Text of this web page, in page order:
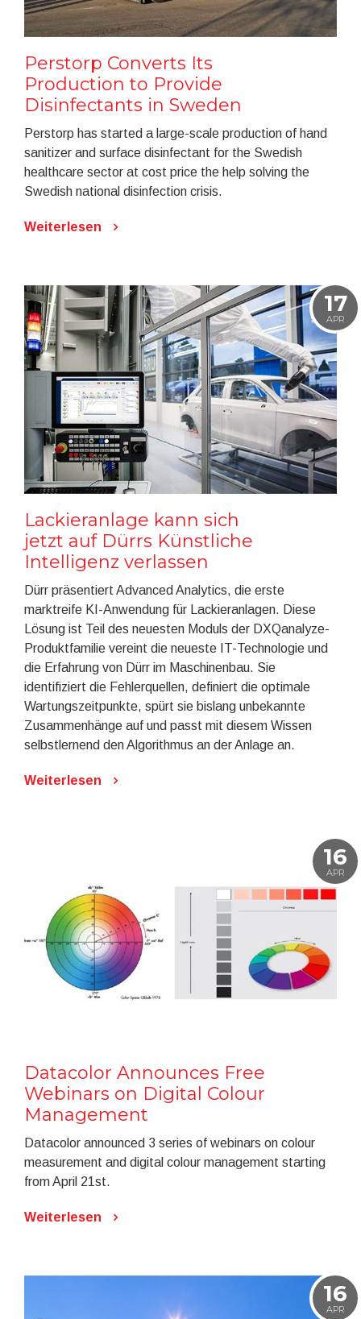
Perstorp Converts Its
Production to Provide
Disinfectants in Sweden
Perstorp has started a large-scale production of hand
sanitizer and surface disinfectant for the Swedish
healthcare sector at cost price the help solving the
Swedish national disinfection crisis.
Weiterlesen
17
APR
Lackieranlage kann sich
jetzt auf Dürrs Künstliche
Intelligenz verlassen
Dürr präsentiert Advanced Analytics, die erste
marktreife KI-Anwendung für Lackieranlagen. Diese
Lösung ist Teil des neuesten Moduls der DXQanalyze-
Produktfamilie vereint die neueste IT-Technologie und
die Erfahrung von Dürr im Maschinenbau. Sie
identifiziert die Fehlerquellen, definiert die optimale
Wartungszeitpunkte, spürt sie bislang unbekannte
Zusammenhänge auf und passt mit diesem Wissen
selbstlernend den Algorithmus an der Anlage an.
Weiterlesen
16
APR
Datacolor Announces Free
Webinars on Digital Colour
Management
Datacolor announced 3 series of webinars on colour
measurement and digital colour management starting
from April 21st.
Weiterlesen
16
APR